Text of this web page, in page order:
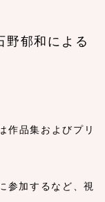
野郁和による
品集およびプリ
加するなど、視